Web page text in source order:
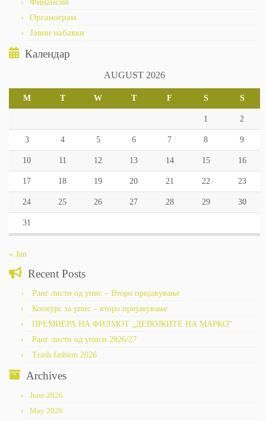
Финансии
Органограм
Јавни набавки
Календар
AUGUST 2026
M T W T F S S
1 2
3 4 5 6 7 8 9
10 11 12 13 14 15 16
17 18 19 20 21 22 23
24 25 26 27 28 29 30
31
« Jun
Recent Posts
Ранг листи од упис – Второ пријавување
Конкурс за упис – второ пријавување
ПРЕМИЕРА НА ФИЛМОТ „ДЕВОЈКИТЕ НА МАРКО“
Ранг листи од уписи 2026/27
Trash fashion 2026
Archives
June 2026
May 2026